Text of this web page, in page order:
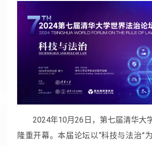
2024年10月26日，第七届清华大
隆重开幕。本届论坛以“科技与法治”